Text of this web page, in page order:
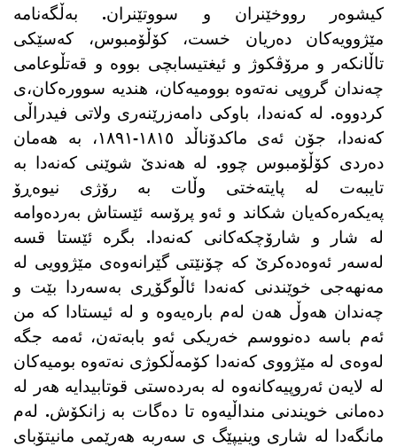
کیشوەر رووخێنران و سووتێنران. بەڵگەنامە
مێژوویەکان دەریان خست، کۆڵۆمبوس، کەسێکی
تاڵانکەر و مرۆڤکوژ و ئیغتیسابچی بووە و قەتڵوعامی
چەندان گروپی نەتەوە بوومیەکان، هندیە سوورەکان،ی
کردووە. لە کەنەدا، باوکی دامەزرێنەری ولاتی فیدراڵی
کەنەدا، جۆن ئەی ماکدۆناڵد ١٨١٥-١٨٩١، بە هەمان
دەردی کۆڵۆمبوس چوو. لە هەندێ شوێنی کەنەدا بە
تایبەت لە پایتەختی وڵات بە رۆژی نیوەڕۆ
پەیکەرەکەیان شکاند و ئەو پرۆسە ئێستاش بەردەوامە
لە شار و شارۆچکەکانی کەنەدا. بگرە ئێستا قسە
لەسەر ئەوەدەکرێ کە چۆنێتی گێرانەوەی مێژوویی لە
مەنهەجی خوێندنی کەنەدا ئاڵوگۆڕی بەسەردا بێت و
چەندان هەوڵ هەن لەم بارەیەوە و لە ئیستادا کە من
ئەم باسە دەنووسم خەریکی ئەو بابەتەن، ئەمە جگە
لەوەی لە مێژووی کەنەدا کۆمەڵکوژی نەتەوە بومیەکان
لە لایەن ئەروپیەکانەوە لە بەردەستی قوتابیدایە هەر لە
دەمانی خویندنی منداڵیەوە تا دەگات بە زانکۆش. لەم
مانگەدا لە شاری وینیپێگ ی سەربە هەرێمی مانیتۆبای